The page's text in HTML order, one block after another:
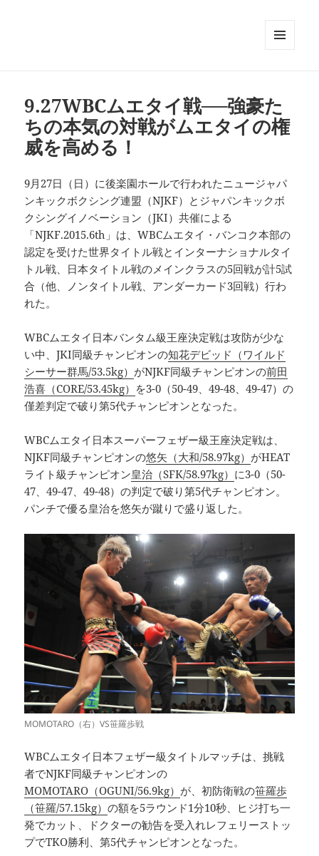
9.27WBCムエタイ戦──強豪た
ちの本気の対戦がムエタイの権
威を高める！
9月27日（日）に後楽園ホールで行われたニュージャパ
ンキックボクシング連盟（NJKF）とジャパンキックボ
クシングイノベーション（JKI）共催による
「NJKF.2015.6th」は、WBCムエタイ・バンコク本部の
認定を受けた世界タイトル戦とインターナショナルタイ
トル戦、日本タイトル戦のメインクラスの5回戦が計5試
合（他、ノンタイトル戦、アンダーカード3回戦）行わ
れた。
WBCムエタイ日本バンタム級王座決定戦は攻防が少な
い中、JKI同級チャンピオンの知花デビッド（ワイルド
シーサー群馬/53.5kg） がNJKF同級チャンピオンの前田
浩喜（CORE/53.45kg） を3-0（50-49、49-48、49-47）の
僅差判定で破り第5代チャンピオンとなった。
WBCムエタイ日本スーパーフェザー級王座決定戦は、
NJKF同級チャンピオンの悠矢（大和/58.97kg） がHEAT
ライト級チャンピオン皇治（SFK/58.97kg） に3-0（50-
47、49-47、49-48）の判定で破り第5代チャンピオン。
パンチで優る皇治を悠矢が蹴りで盛り返した。
MOMOTARO（右）VS笹羅歩戦
WBCムエタイ日本フェザー級タイトルマッチは、挑戦
者でNJKF同級チャンピオンの
MOMOTARO（OGUNI/56.9kg） が、初防衛戦の笹羅歩
（笹羅/57.15kg）の額を5ラウンド1分10秒、ヒジ打ち一
発でカット、ドクターの勧告を受入れレフェリーストッ
プでTKO勝利、第5代チャンピオンとなった。